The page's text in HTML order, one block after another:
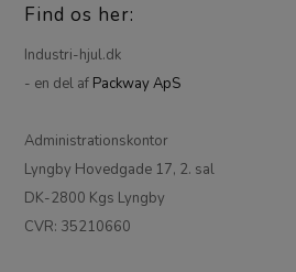
Find os her:
Industri-hjul.dk
- en del af Packway ApS
Administrationskontor
Lyngby Hovedgade 17, 2. sal
DK-2800 Kgs Lyngby
CVR: 35210660